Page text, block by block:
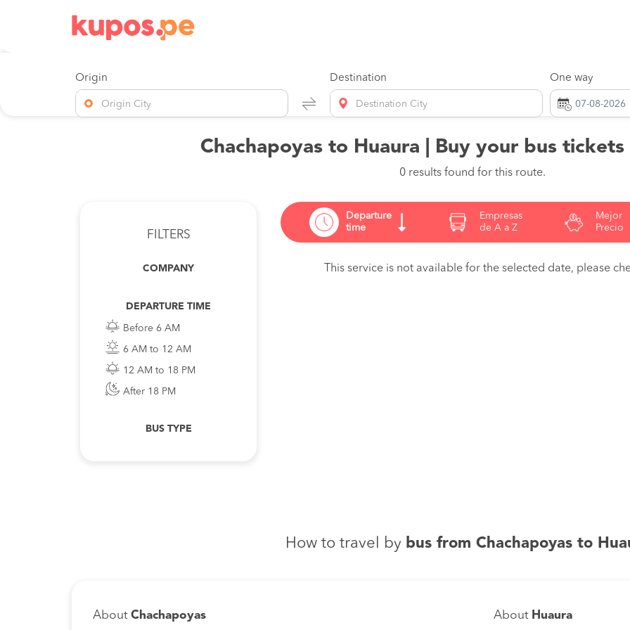
Origin
Origin City
Destination
Destination City
One way
Chachapoyas to Huaura | Buy your bus
0 results found for this route.
FILTERS
COMPANY
DEPARTURE TIME
Before 6 AM
6 AM to 12 AM
12 AM to 18 PM
After 18 PM
BUS TYPE
Departure
time
Empresas
de A a Z
Mejor
Precio
This service is not available for the selected date, please
How to travel by bus from Chachapoyas to
About Chachapoyas About Huaura